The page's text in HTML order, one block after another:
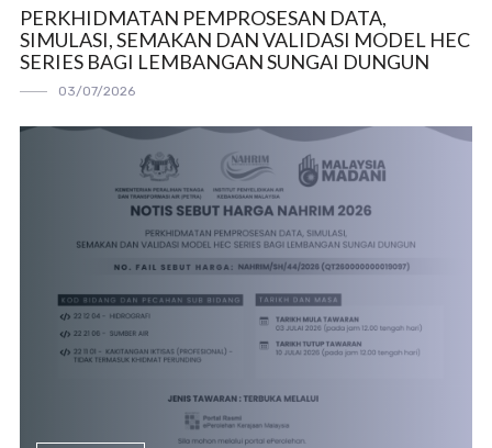
PERKHIDMATAN PEMPROSESAN DATA,
SIMULASI, SEMAKAN DAN VALIDASI MODEL HEC
SERIES BAGI LEMBANGAN SUNGAI DUNGUN
03/07/2026